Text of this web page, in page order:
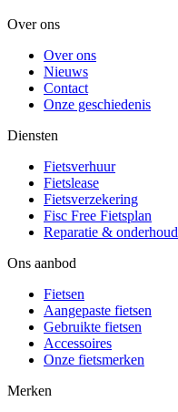
Over ons
Over ons
Nieuws
Contact
Onze geschiedenis
Diensten
Fietsverhuur
Fietslease
Fietsverzekering
Fisc Free Fietsplan
Reparatie & onderhoud
Ons aanbod
Fietsen
Aangepaste fietsen
Gebruikte fietsen
Accessoires
Onze fietsmerken
Merken